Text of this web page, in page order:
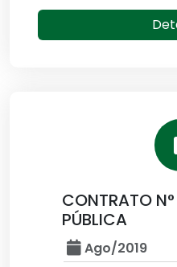
CONTRATO
PÚBLICA
Ago/2019